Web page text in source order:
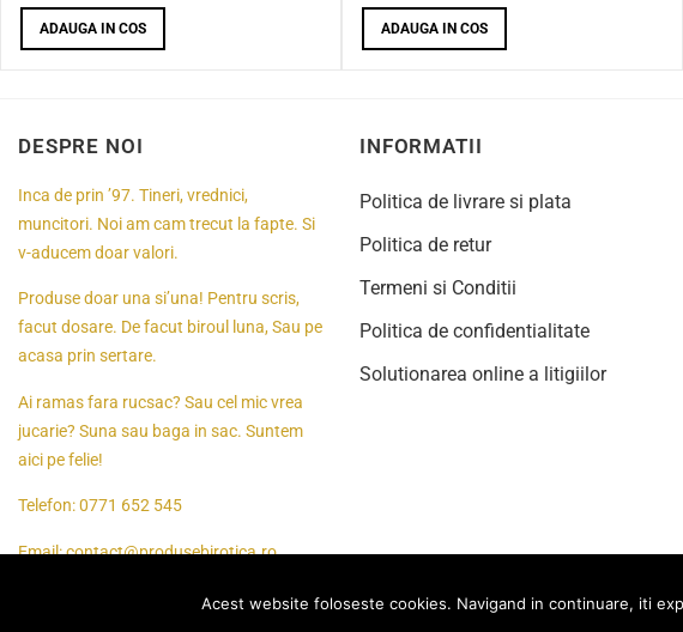
ADAUGA IN COS ADAUGA IN COS
DESPRE NOI
Inca de prin ’97. Tineri, vrednici,
muncitori. Noi am cam trecut la fapte. Si
v-aducem doar valori.
Produse doar una si’una! Pentru scris,
facut dosare. De facut biroul luna, Sau pe
acasa prin sertare.
Ai ramas fara rucsac? Sau cel mic vrea
jucarie? Suna sau baga in sac. Suntem
aici pe felie!
Telefon:0771 652 545
Email:contact@produsebirotica.ro
INFORMATII
Politica de livrare si plata
Politica de retur
Termeni si Conditii
Politica de confidentialitate
Solutionarea online a litigiilor
Acest website foloseste cookies. Navigand in continuare, iti